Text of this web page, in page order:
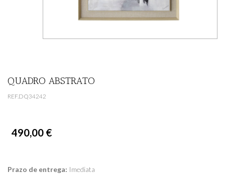
QUADRO ABSTRATO
REF.DQ34242
490,00 €
Prazo de entrega: Imediata